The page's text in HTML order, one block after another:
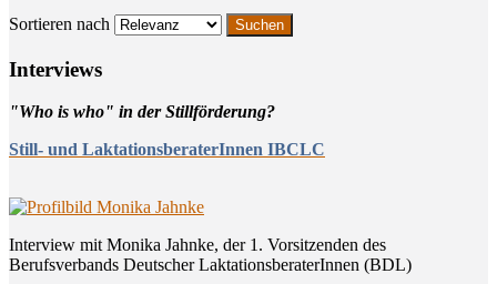
Sortieren nach
Inter­views
"Who is who" in der Stillförderung?
Still- und LaktationsberaterInnen IBCLC
Interview mit Monika Jahnke, der 1. Vorsitzenden des
Berufsverbands Deutscher LaktationsberaterInnen (BDL)